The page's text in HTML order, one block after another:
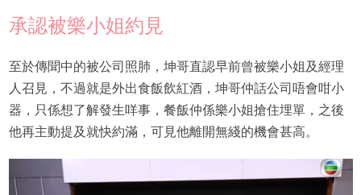
承認被樂小姐約見
至於傳聞中的被公司照肺，坤哥直認早前曾被樂小姐及經理
人召見，不過就是外出食飯飲紅酒，坤哥仲話公司唔會咁小
器，只係想了解發生咩事，餐飯仲係樂小姐搶住埋單，之後
他再主動提及就快約滿，可見他離開無綫的機會甚高。